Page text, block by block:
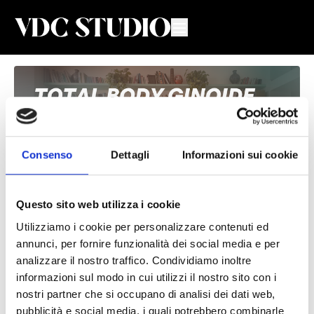
Consenso Dettagli Informazioni sui cookie
Questo sito web utilizza i cookie
Utilizziamo i cookie per personalizzare contenuti ed
annunci, per fornire funzionalità dei social media e per
analizzare il nostro traffico. Condividiamo inoltre
informazioni sul modo in cui utilizzi il nostro sito con i
nostri partner che si occupano di analisi dei dati web,
pubblicità e social media, i quali potrebbero combinarle
Total Body Ginoide #106
Lezione di Total Body per donne 🍐con Valeria